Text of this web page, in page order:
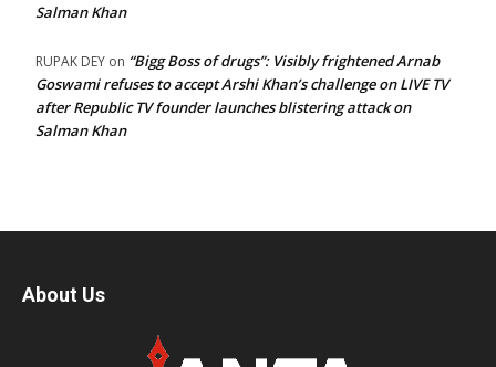
Salman Khan
RUPAK DEY on “Bigg Boss of drugs”: Visibly frightened Arnab
Goswami refuses to accept Arshi Khan’s challenge on LIVE TV
after Republic TV founder launches blistering attack on
Salman Khan
About Us